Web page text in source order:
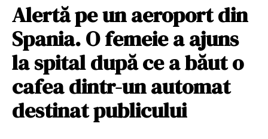
Alertă pe un aeroport din
Spania. O femeie a ajuns
la spital după ce a băut o
cafea dintr-un automat
destinat publicului